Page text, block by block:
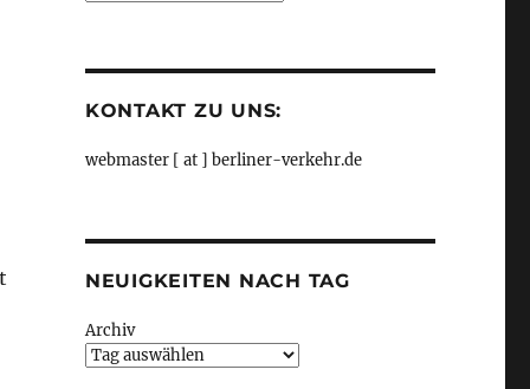
KONTAKT ZU UNS:
webmaster [ at ] berliner-verkehr.de
NEUIGKEITEN NACH TAG
Archiv